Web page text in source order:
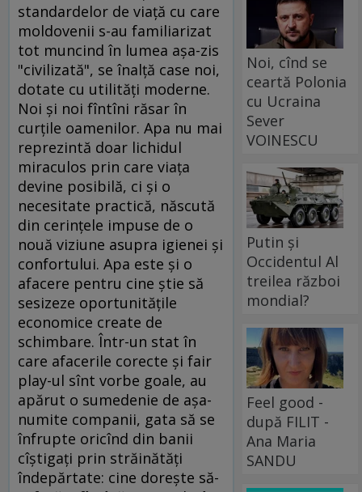
standardelor de viaţă cu care
moldovenii s-au familiarizat
tot muncind în lumea aşa-zis
"civilizată", se înalţă case noi,
dotate cu utilităţi moderne.
Noi şi noi fîntîni răsar în
curţile oamenilor. Apa nu mai
reprezintă doar lichidul
miraculos prin care viaţa
devine posibilă, ci şi o
necesitate practică, născută
din cerinţele impuse de o
nouă viziune asupra igienei şi
confortului. Apa este şi o
afacere pentru cine ştie să
sesizeze oportunităţile
economice create de
schimbare. Într-un stat în
care afacerile corecte şi fair
play-ul sînt vorbe goale, au
apărut o sumedenie de aşa-
numite companii, gata să se
înfrupte oricînd din banii
cîştigaţi prin străinătăţi
îndepărtate: cine doreşte să-
Noi, cînd se
ceartă Polonia
cu Ucraina
Sever
VOINESCU
Putin și
Occidentul Al
treilea război
mondial?
Feel good -
după FILIT -
Ana Maria
SANDU